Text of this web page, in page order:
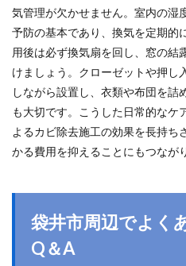
気管理が欠かせません。室内の湿
予防の基本であり、換気を定期的
用後は必ず換気扇を回し、窓の結
けましょう。クローゼットや押し
しながら設置し、衣類や布団を詰
も大切です。こうした日常的なケ
よるカビ除去施工の効果を長持ち
かる費用を抑えることにもつなが
袋井市周辺でよく
Q＆A